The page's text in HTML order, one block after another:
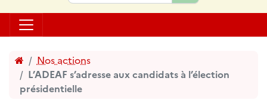
Accueil
Nos actions
L’ADEAF s’adresse aux candidats à l’élection
présidentielle